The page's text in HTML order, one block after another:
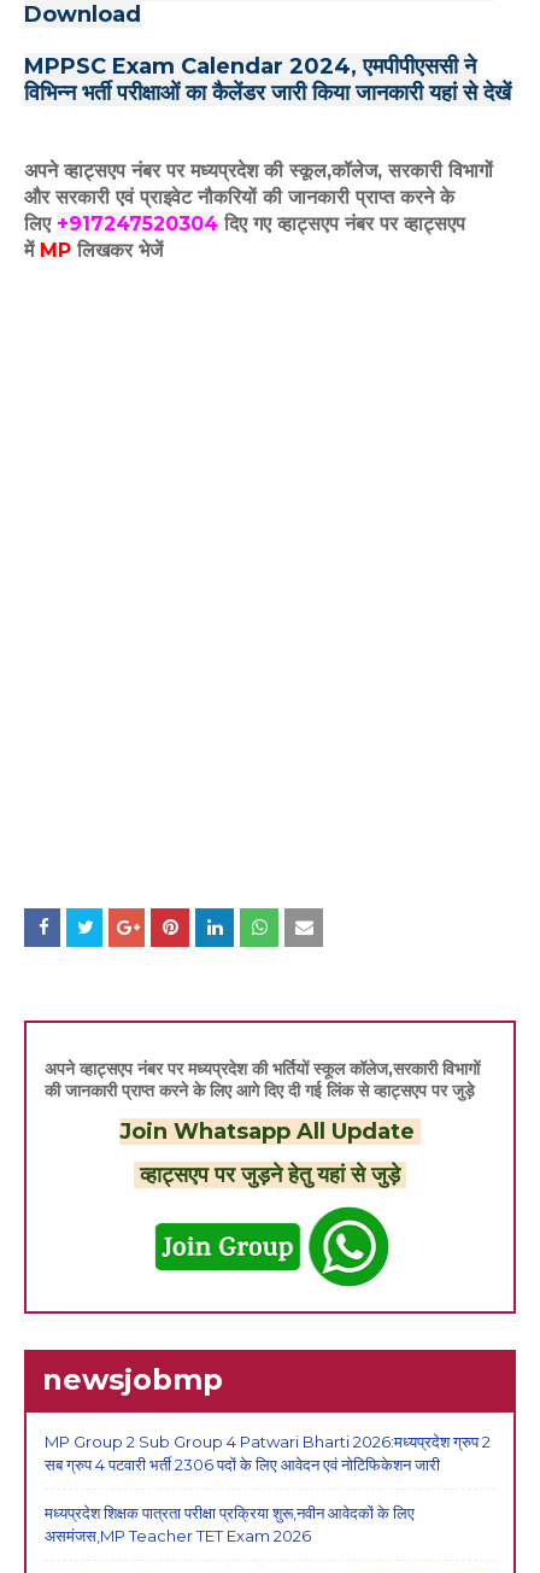
Download
MPPSC Exam Calendar 2024, एमपीपीएससी ने
विभिन्न भर्ती परीक्षाओं का कैलेंडर जारी किया जानकारी यहां से देखें
अपने व्हाट्सएप नंबर पर मध्यप्रदेश की स्कूल,कॉलेज, सरकारी विभागों
और सरकारी एवं प्राइवेट नौकरियों की जानकारी प्राप्त करने के
लिए +917247520304 दिए गएव्हाट्सएपनंबर पर व्हाट्सएप
में MP लिखकर भेजें
अपने व्हाट्सएप नंबर पर मध्यप्रदेश की भर्तियों स्कूल कॉलेज,सरकारी विभागों
की जानकारी प्राप्त करने के लिए आगे दिए दी गई लिंक से व्हाट्सएप पर जुड़े
Join Whatsapp All Update
व्हाट्सएप पर जुड़ने हेतु यहां से जुड़े
newsjobmp
MP Group 2 Sub Group 4 Patwari Bharti 2026:मध्यप्रदेश ग्रुप 2
सब ग्रुप 4 पटवारी भर्ती 2306 पदों के लिए आवेदन एवं नोटिफिकेशन जारी
मध्यप्रदेश शिक्षक पात्रता परीक्षा प्रक्रिया शुरू,नवीन आवेदकों के लिए
असमंजस,MP Teacher TET Exam 2026